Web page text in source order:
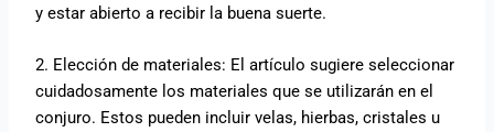
y estar abierto a recibir la buena suerte.
2. Elección de materiales: El artículo sugiere seleccionar
cuidadosamente los materiales que se utilizarán en el
conjuro. Estos pueden incluir velas, hierbas, cristales u